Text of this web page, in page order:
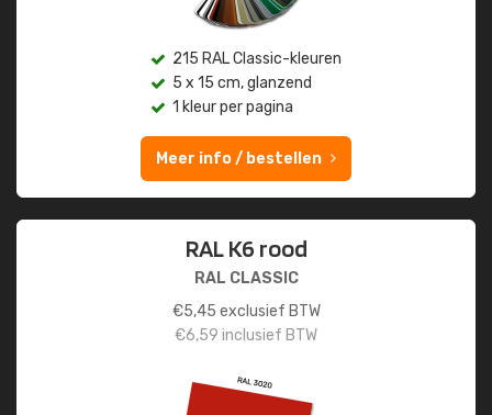
215 RAL Classic-kleuren
5 x 15 cm, glanzend
1 kleur per pagina
Meer info / bestellen
RAL K6 rood
RAL CLASSIC
€5,45 exclusief BTW
€6,59 inclusief BTW